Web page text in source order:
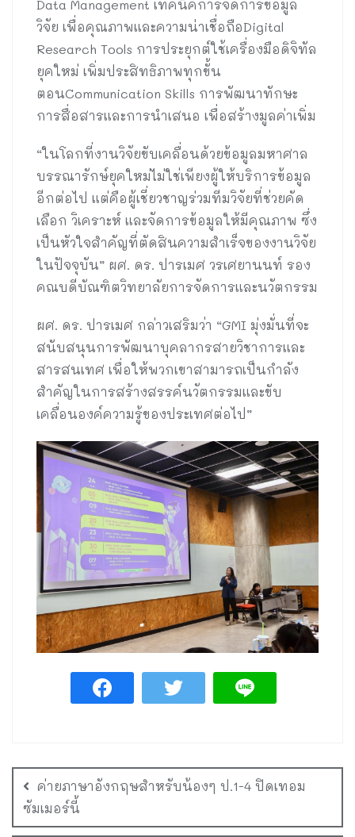
Data Management เทคนิคการจัดการข้อมูล
วิจัย เพื่อคุณภาพและความน่าเชื่อถือDigital
Research Tools การประยุกต์ใช้เครื่องมือดิจิทัล
ยุคใหม่ เพิ่มประสิทธิภาพทุกขั้น
ตอนCommunication Skills การพัฒนาทักษะ
การสื่อสารและการนำเสนอ เพื่อสร้างมูลค่าเพิ่ม
“ในโลกที่งานวิจัยขับเคลื่อนด้วยข้อมูลมหาศาล
บรรณารักษ์ยุคใหม่ไม่ใช่เพียงผู้ให้บริการข้อมูล
อีกต่อไป แต่คือผู้เชี่ยวชาญร่วมทีมวิจัยที่ช่วยคัด
เลือก วิเคราะห์ และจัดการข้อมูลให้มีคุณภาพ ซึ่ง
เป็นหัวใจสำคัญที่ตัดสินความสำเร็จของงานวิจัย
ในปัจจุบัน” ผศ. ดร. ปารเมศ วรเศยานนท์ รอง
คณบดีบัณฑิตวิทยาลัยการจัดการและนวัตกรรม
ผศ. ดร. ปารเมศ กล่าวเสริมว่า “GMI มุ่งมั่นที่จะ
สนับสนุนการพัฒนาบุคลากรสายวิชาการและ
สารสนเทศ เพื่อให้พวกเขาสามารถเป็นกำลัง
สำคัญในการสร้างสรรค์นวัตกรรมและขับ
เคลื่อนองค์ความรู้ของประเทศต่อไป”
ค่ายภาษาอังกฤษสำหรับน้องๆ ป.1-4 ปิดเทอม
ซัมเมอร์นี้